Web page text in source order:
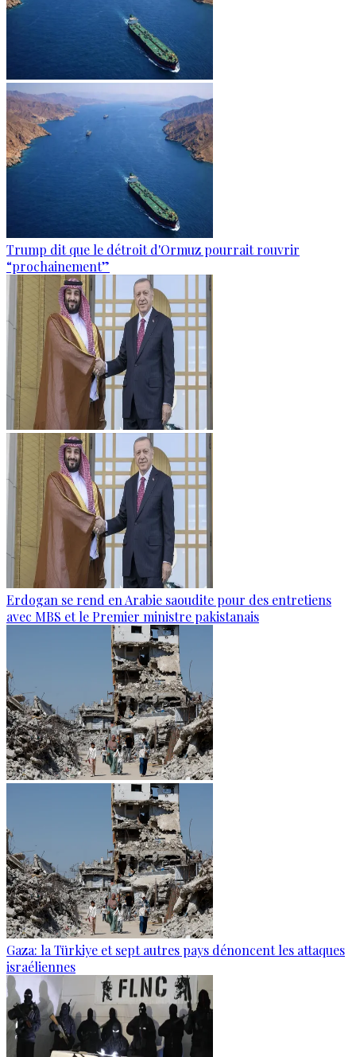
Trump dit que le détroit d'Ormuz pourrait rouvrir
“prochainement”
Erdogan se rend en Arabie saoudite pour des entretiens
avec MBS et le Premier ministre pakistanais
Gaza: la Türkiye et sept autres pays dénoncent les attaques
israéliennes